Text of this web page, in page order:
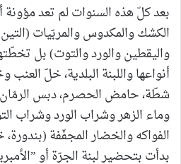
بعد كلّ هذه السنوات لم تعد
الكشك والمكدوس والمربّيات
واليقطين والورد والتوت) بل
أنواعها واللبنة البلدية، خلّ
شطّة، حامض الحصرم، دبس الرمّان،
وماء الزهر وشراب الورد وشراب
الفواكه والخضار المجفّفة
بدأت بتحضير لبنة الجرّة أو